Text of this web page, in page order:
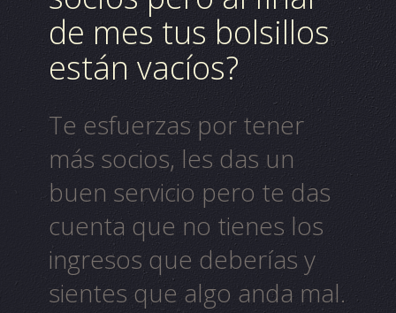
de mes tus bolsillos
están vacíos?
Te esfuerzas por tener
mássocios, les das un
buen servicio pero te das
cuenta que no tienes los
ingresos que deberías y
sientes que algo anda mal.